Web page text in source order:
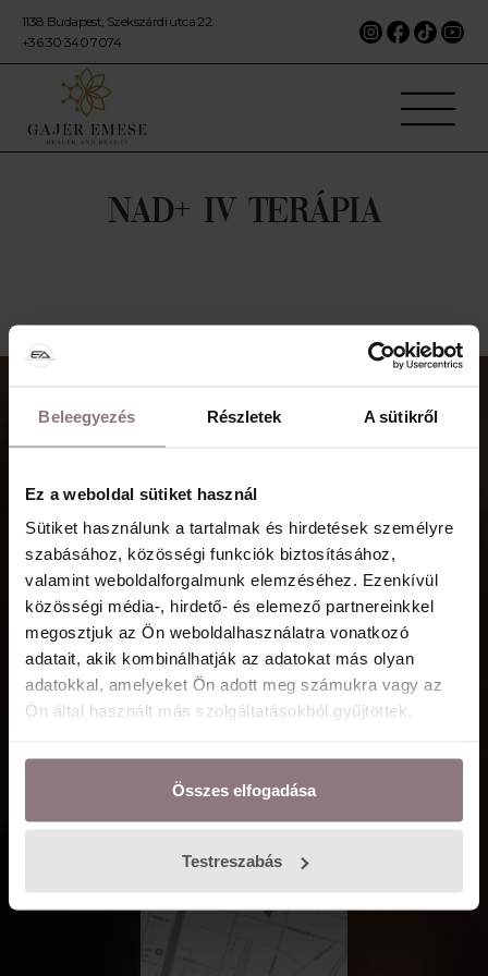
Beleegyezés Részletek A sütikről
Ez a weboldal sütiket használ
Sütiket használunk a tartalmak és hirdetések személyre
szabásához, közösségi funkciók biztosításához,
valamint weboldalforgalmunk elemzéséhez. Ezenkívül
közösségi média-, hirdető- és elemező partnereinkkel
megosztjuk az Ön weboldalhasználatra vonatkozó
adatait, akik kombinálhatják az adatokat más olyan
adatokkal, amelyeket Ön adott meg számukra vagy az
Ön által használt más szolgáltatásokból gyűjtöttek.
Összes elfogadása
Testreszabás
1138 Budapest, Szekszárdi utca 22.
+36 30 340 7074
NAD+ IV TERÁPIA
VEGYE FEL VELÜNK
A KAPCSOLATOT!
+36 30 340 7074
INFO@EMESEGAJER.COM
1138 BUDAPEST, SZEKSZÁRDI UTCA 22.
IDŐPONTFOGLALÁS